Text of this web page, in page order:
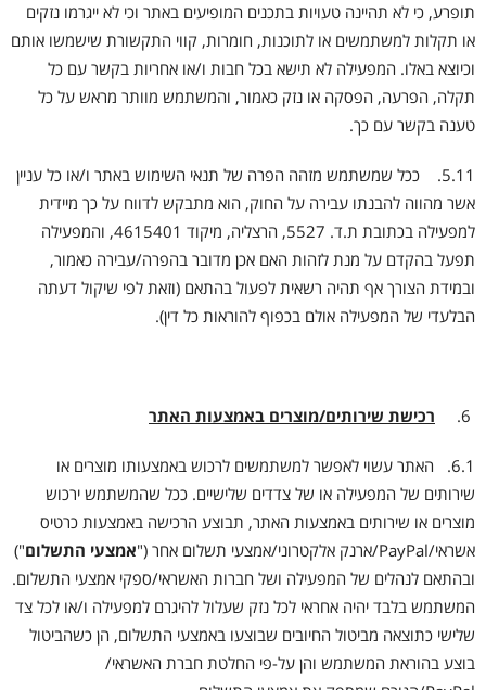
תופרע, כי לא תהיינה טעויות בתכנים המופיעים באתר וכי לא ייגרמו נזקים
או תקלות למשתמשים או לתוכנות, חומרות, קווי התקשורת שישמשו אותם
וכיוצא באלו. המפעילה לא תישא בכל חבות ו/או אחריות בקשר עם כל
תקלה, הפרעה, הפסקה או נזק כאמור, והמשתמש מוותר מראש על כל
טענה בקשר עם כך.
5.11. ככל שמשתמש מזהה הפרה של תנאי השימוש באתר ו/או כל עניין
אשר מהווה להבנתו עבירה על החוק, הוא מתבקש לדווח על כך מיידית
למפעילה בכתובת ת.ד. 5527, הרצליה, מיקוד 4615401, והמפעילה
תפעל בהקדם על מנת לזהות האם אכן מדובר בהפרה/עבירה כאמור,
ובמידת הצורך אף תהיה רשאית לפעול בהתאם (וזאת לפי שיקול דעתה
הבלעדי של המפעילה אולם בכפוף להוראות כל דין).
רכישת שירותים/מוצרים באמצעות האתר
6.1. האתר עשוי לאפשר למשתמשים לרכוש באמצעותו מוצרים או
שירותים של המפעילה או של צדדים שלישיים. ככל שהמשתמש ירכוש
מוצרים או שירותים באמצעות האתר, תבוצע הרכישה באמצעות כרטיס
אשראי/PayPal/ארנק אלקטרוני/אמצעי תשלום אחר ("
אמצעי התשלום")
ובהתאם לנהלים של המפעילה ושל חברות האשראי/ספקי אמצעי התשלום.
המשתמש בלבד יהיה אחראי לכל נזק שעלול להיגרם למפעילה ו/או לכל צד
שלישי כתוצאה מביטול החיובים שבוצעו באמצעי התשלום, הן כשהביטול
בוצע בהוראת המשתמש והן על-פי החלטת חברת האשראי/